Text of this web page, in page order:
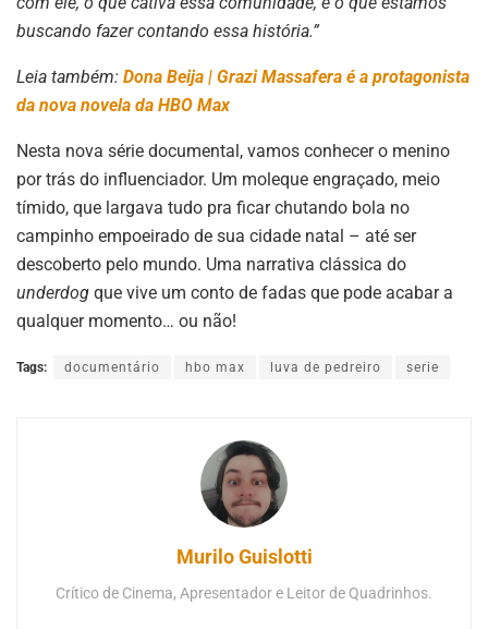
buscando fazer contando essa história.”
Leia também: Dona Beija | Grazi Massafera é a protagonista
da nova novela da HBO Max
Nesta nova série documental, vamos conhecer o menino
por trás do influenciador. Um moleque engraçado, meio
tímido, que largava tudo pra ficar chutando bola no
campinho empoeirado de sua cidade natal – até ser
descoberto pelo mundo. Uma narrativa clássica do
underdog que vive um conto de fadas que pode acabar a
qualquer momento… ou não!
Tags: documentário hbo max luva de pedreiro serie
Murilo Guislotti
Crítico de Cinema, Apresentador e Leitor de Quadrinhos.